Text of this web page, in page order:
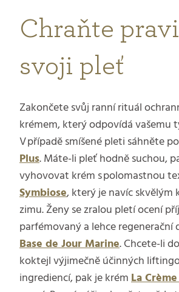
Chraňte
svoji pleť
Zakončete svůj ranní rituál
krémem, který odpovídá vašemu
V případě smíšené pleti sáhněte
Plus. Máte-li pleť hodně suchou,
vyhovovat krém s polomastnou
Symbiose, který je navíc skvělým
zimu. Ženy se zralou pletí ocení
parfémovaný a lehce regenerační
Base de Jour Marine. Chcete-li
koktejl výjimečně účinných
ingrediencí, pak je krémLa